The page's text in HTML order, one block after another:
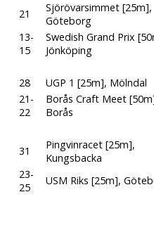
21
Sjörövarsimmet [25m],
Göteborg
13-
15
Swedish Grand Prix
Jönköping
28
UGP 1 [25m], Mölndal
21-
22
Borås Craft Meet
Borås
31
Pingvinracet [25m],
Kungsbacka
23-
25
USM Riks [25m],